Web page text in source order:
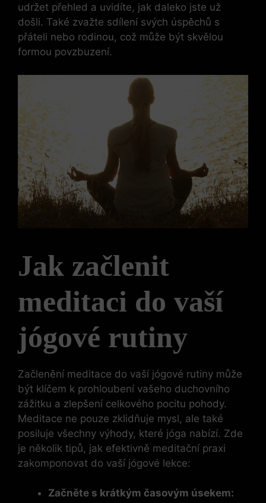
udržet přehled a uvidíte, jak daleko jste už
došli. Také zvažte sdílení svých úspěchů s
přáteli nebo rodinou, což může být skvělou
formou povzbuzení.
Jak začlenit
meditaci do vaší
jógové rutiny
Začlenění meditace do vaší jógové rutiny může
být klíčem k prohloubení vašeho duchovního
zážitku a zlepšení celkového pocitu pohody.
Meditace ne pouze zklidňuje mysl, ale také
posiluje všechny výhody, které jóga nabízí. Zde
je několik tipů, jak efektivně meditační praxi
zakomponovat do vaší jógové lekce:
Začněte s krátkým časovým úsekem: